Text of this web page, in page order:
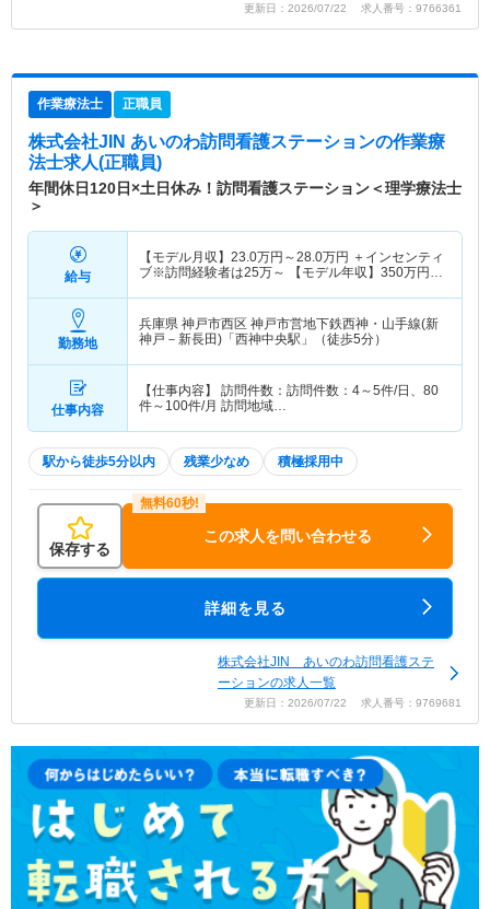
更新日：2026/07/22 求人番号：9766361
作業療法士 正職員
株式会社JIN あいのわ訪問看護ステーションの作業療
法士求人(正職員)
年間休日120日×土日休み！訪問看護ステーション＜理学療法士
＞
給与
【モデル月収】 23.0万円～28.0万円 ＋インセンティ
ブ※訪問経験者は25万～ 【モデル年収】 350万円～
勤務地
兵庫県 神戸市西区 神戸市営地下鉄西神・山手線(新
神戸－新長田)「西神中央駅」（徒歩5分）
仕事内容
【仕事内容】 訪問件数：訪問件数：4～5件/日、80
件～100件/月 訪問地域…
駅から徒歩5分以内 残業少なめ 積極採用中
保存する
この求人を問い合わせる
詳細を見る
株式会社JIN あいのわ訪問看護ステ
ーションの求人一覧
更新日：2026/07/22 求人番号：9769681